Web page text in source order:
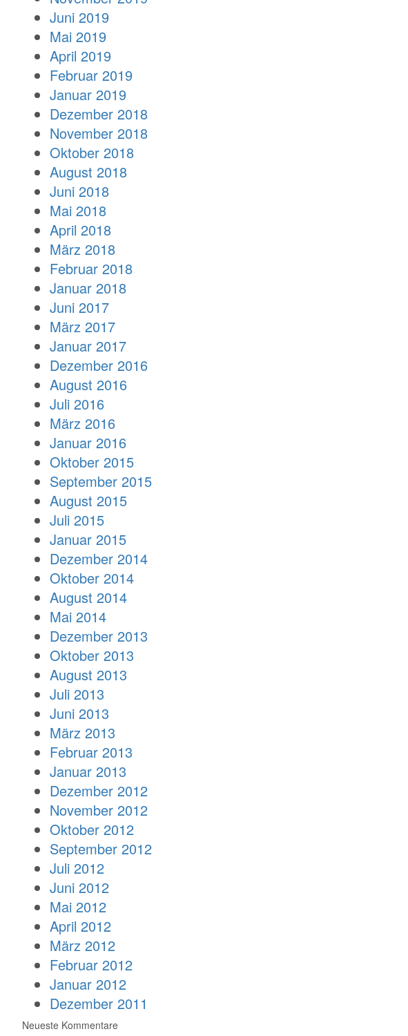
Juni 2019
Mai 2019
April 2019
Februar 2019
Januar 2019
Dezember 2018
November 2018
Oktober 2018
August 2018
Juni 2018
Mai 2018
April 2018
März 2018
Februar 2018
Januar 2018
Juni 2017
März 2017
Januar 2017
Dezember 2016
August 2016
Juli 2016
März 2016
Januar 2016
Oktober 2015
September 2015
August 2015
Juli 2015
Januar 2015
Dezember 2014
Oktober 2014
August 2014
Mai 2014
Dezember 2013
Oktober 2013
August 2013
Juli 2013
Juni 2013
März 2013
Februar 2013
Januar 2013
Dezember 2012
November 2012
Oktober 2012
September 2012
Juli 2012
Juni 2012
Mai 2012
April 2012
März 2012
Februar 2012
Januar 2012
Dezember 2011
Neueste Kommentare